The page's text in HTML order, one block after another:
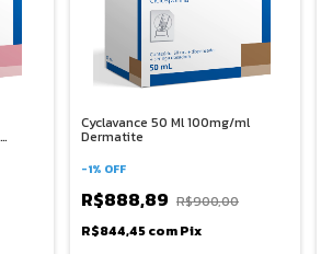
Cyclavance 50 Ml 100mg/ml
Dermatite
-1% OFF
R$888,89 R$900,00
R$844,45comPix